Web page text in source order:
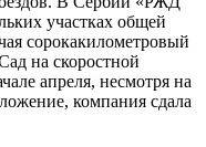
участках общей
сорокакилометровый
на скоростной
апреля, несмотря на
компания сдала